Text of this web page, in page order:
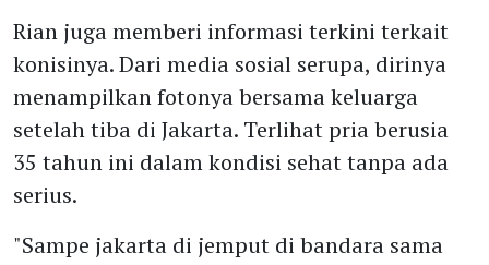
Rian juga memberi informasi terkini terkait
konisinya. Dari media sosial serupa, dirinya
menampilkan fotonya bersama keluarga
setelah tiba di Jakarta. Terlihat pria berusia
35 tahun ini dalam kondisi sehat tanpa ada
serius.
"Sampe jakarta di jemput di bandara sama